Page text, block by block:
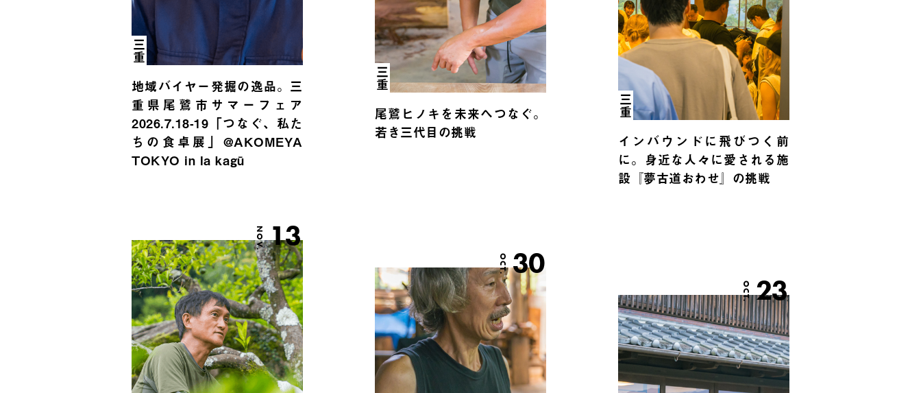
三重
地域バイヤー発掘の逸品。三
重県尾鷲市サマーフェア
2026.7.18-19「つなぐ、私た
ちの食卓展」@AKOMEYA
TOKYO in la kagū
三重
尾鷲ヒノキを未来へつなぐ。
若き三代目の挑戦
三重
インバウンドに飛びつく前
に。身近な人々に愛される施
設『夢古道おわせ』の挑戦
NOV.13
OCT.30
OCT.23